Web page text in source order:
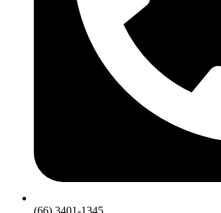
(66) 3401-1345